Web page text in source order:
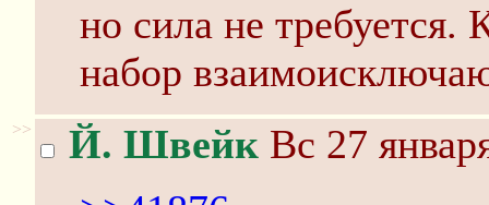
но сила не
набор
>> Й. Швейк Вс 27